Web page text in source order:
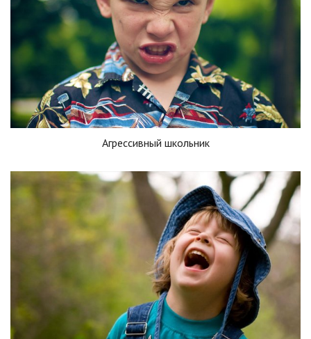
Агрессивный школьник